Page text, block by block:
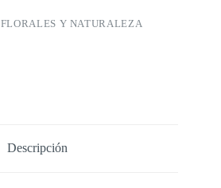
FLORALES Y NATURALEZA
Descripción